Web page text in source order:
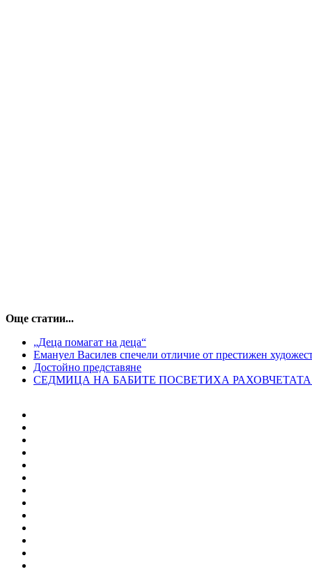
Още статии...
„Деца помагат на деца“
Емануел Василев спечели отличие от престижен
Достойно представяне
СЕДМИЦА НА БАБИТЕ ПОСВЕТИХА РАХОВЧЕТАТА